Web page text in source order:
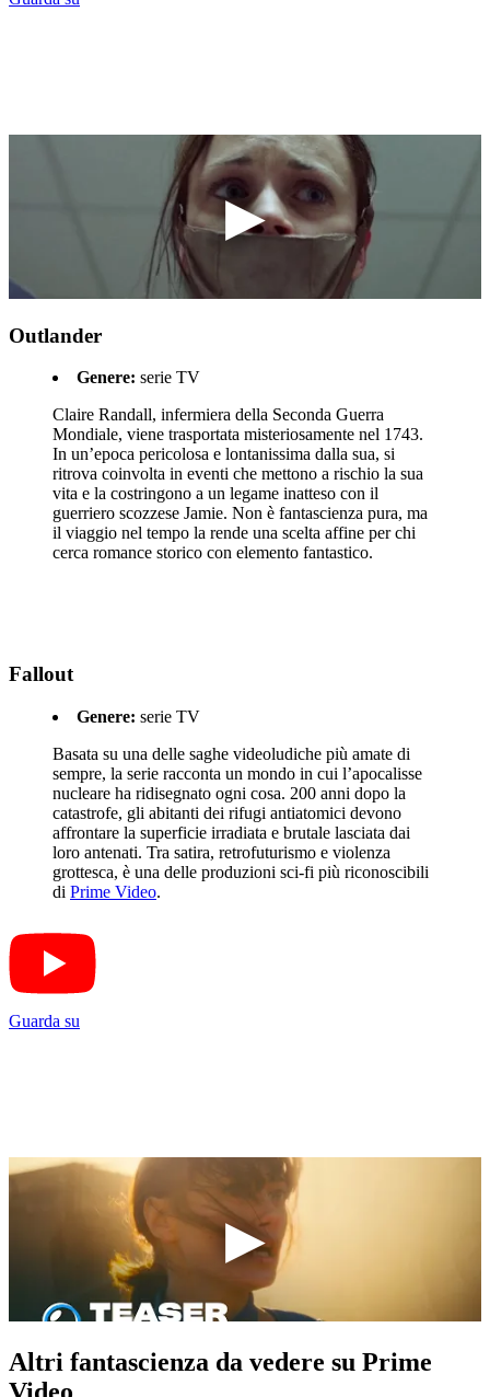
Outlander
Genere: serie TV
Claire Randall, infermiera della Seconda Guerra
Mondiale, viene trasportata misteriosamente nel 1743.
In un’epoca pericolosa e lontanissima dalla sua, si
ritrova coinvolta in eventi che mettono a rischio la sua
vita e la costringono a un legame inatteso con il
guerriero scozzese Jamie. Non è fantascienza pura, ma
il viaggio nel tempo la rende una scelta affine per chi
cerca romance storico con elemento fantastico.
Fallout
Genere: serie TV
Basata su una delle saghe videoludiche più amate di
sempre, la serie racconta un mondo in cui l’apocalisse
nucleare ha ridisegnato ogni cosa. 200 anni dopo la
catastrofe, gli abitanti dei rifugi antiatomici devono
affrontare la superficie irradiata e brutale lasciata dai
loro antenati. Tra satira, retrofuturismo e violenza
grottesca, è una delle produzioni sci-fi più riconoscibili
di Prime Video.
Guarda su
Altri fantascienza da vedere su Prime